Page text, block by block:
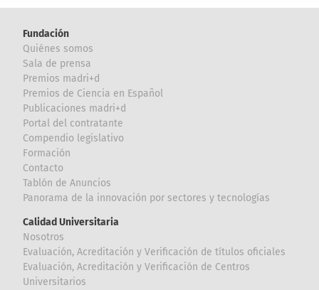
Fundación
Quiénes somos
Sala de prensa
Premios madri+d
Premios de Ciencia en Español
Publicaciones madri+d
Portal del contratante
Compendio legislativo
Formación
Contacto
Tablón de Anuncios
Panorama de la innovación por sectores y tecnologías
Calidad Universitaria
Nosotros
Evaluación, Acreditación y Verificación de títulos oficiales
Evaluación, Acreditación y Verificación de Centros
Universitarios